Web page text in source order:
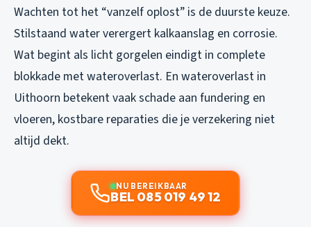
Wachten tot het “vanzelf oplost” is de duurste keuze.
Stilstaand water verergert kalkaanslag en corrosie.
Wat begint als licht gorgelen eindigt in complete
blokkade met wateroverlast. En wateroverlast in
Uithoorn betekent vaak schade aan fundering en
vloeren, kostbare reparaties die je verzekering niet
altijd dekt.
NU BEREIKBAAR
BEL 085 019 49 12